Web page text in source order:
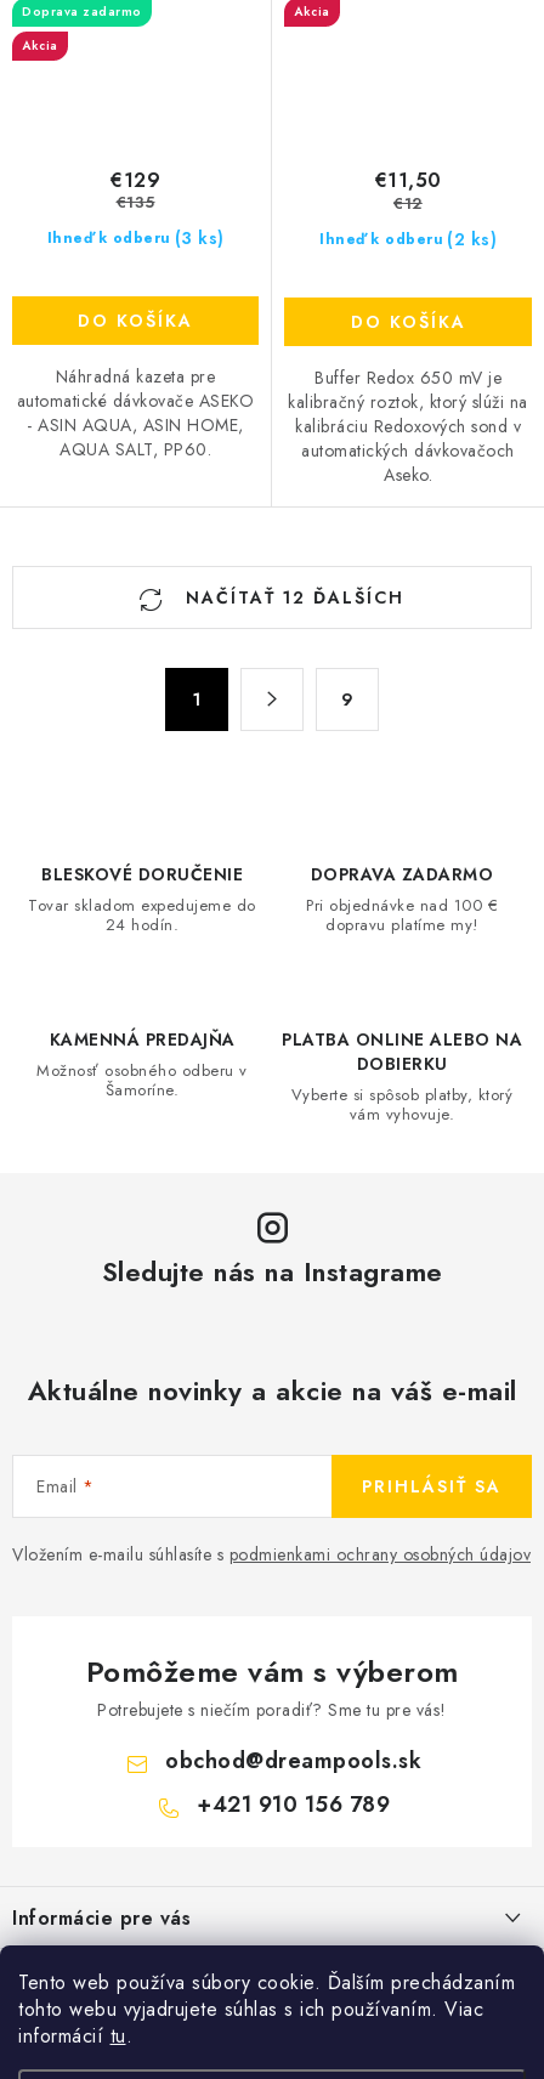
Tento web používa súbory cookie. Ďalším prechádzaním
tohto webu vyjadrujete súhlas s ich používaním. Viac
informácií tu.
Doprava zadarmo
Akcia
Ihneď k odberu (3 ks)
€129
€135
DO KOŠÍKA
Náhradná kazeta pre
automatické dávkovače ASEKO
- ASIN AQUA, ASIN HOME,
AQUA SALT, PP60.
Akcia
Ihneď k odberu (2 ks)
€11,50
€12
DO KOŠÍKA
Buffer Redox 650 mV je
kalibračný roztok, ktorý slúži na
kalibráciu Redoxových sond v
automatických dávkovačoch
Aseko.
O
NAČÍTAŤ 12 ĎALŠÍCH
1 9
BLESKOVÉ DORUČENIE
Tovar skladom expedujeme do
24 hodín.
DOPRAVA ZADARMO
Pri objednávke nad 100 €
dopravu platíme my!
KAMENNÁ PREDAJŇA
Možnosť osobného odberu v
Šamoríne.
PLATBA ONLINE ALEBO NA
DOBIERKU
Vyberte si spôsob platby, ktorý
vám vyhovuje.
Sledujte nás na Instagrame
Aktuálne novinky a akcie na váš e-mail
Email
Vložením e-mailu súhlasíte s podmienkami ochrany osobných údajov
PRIHLÁSIŤ SA
Pomôžeme vám s výberom
Potrebujete s niečím poradiť? Sme tu pre vás!
obchod@dreampools.sk
+421 910 156 789
p
ä
Informácie pre vás
Reklamačný poriadok
Facebook
Prihlásenie